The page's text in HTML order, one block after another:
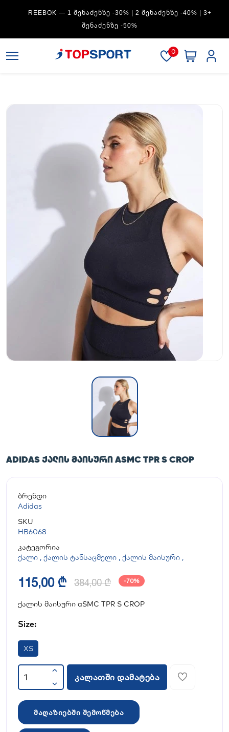
REEBOK — 1 ᲨᲔᲜᲐᲫᲔᲜᲖᲔ -30% | 2 ᲨᲔᲜᲐᲫᲔᲜᲖᲔ -40% | 3+
ᲨᲔᲜᲐᲫᲔᲜᲖᲔ -50%
0
ADIDAS ᲥᲐᲚᲘᲡ ᲛᲐᲘᲡᲣᲠᲘ ASMC TPR S CROP
ბრენდი
Adidas
SKU
HB6068
კატეგორია
ქალი , ქალის ტანსაცმელი , ქალის მაისური ,
115,00 ₾ 384,00 ₾ -70%
ქალის მაისური aSMC TPR S CROP
Size:
XS
კალათში დამატება
მაღაზიებში შემოწმება